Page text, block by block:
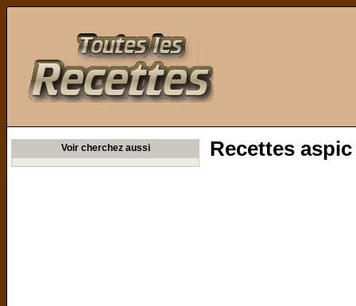
Voir cherchez aussi Recettes